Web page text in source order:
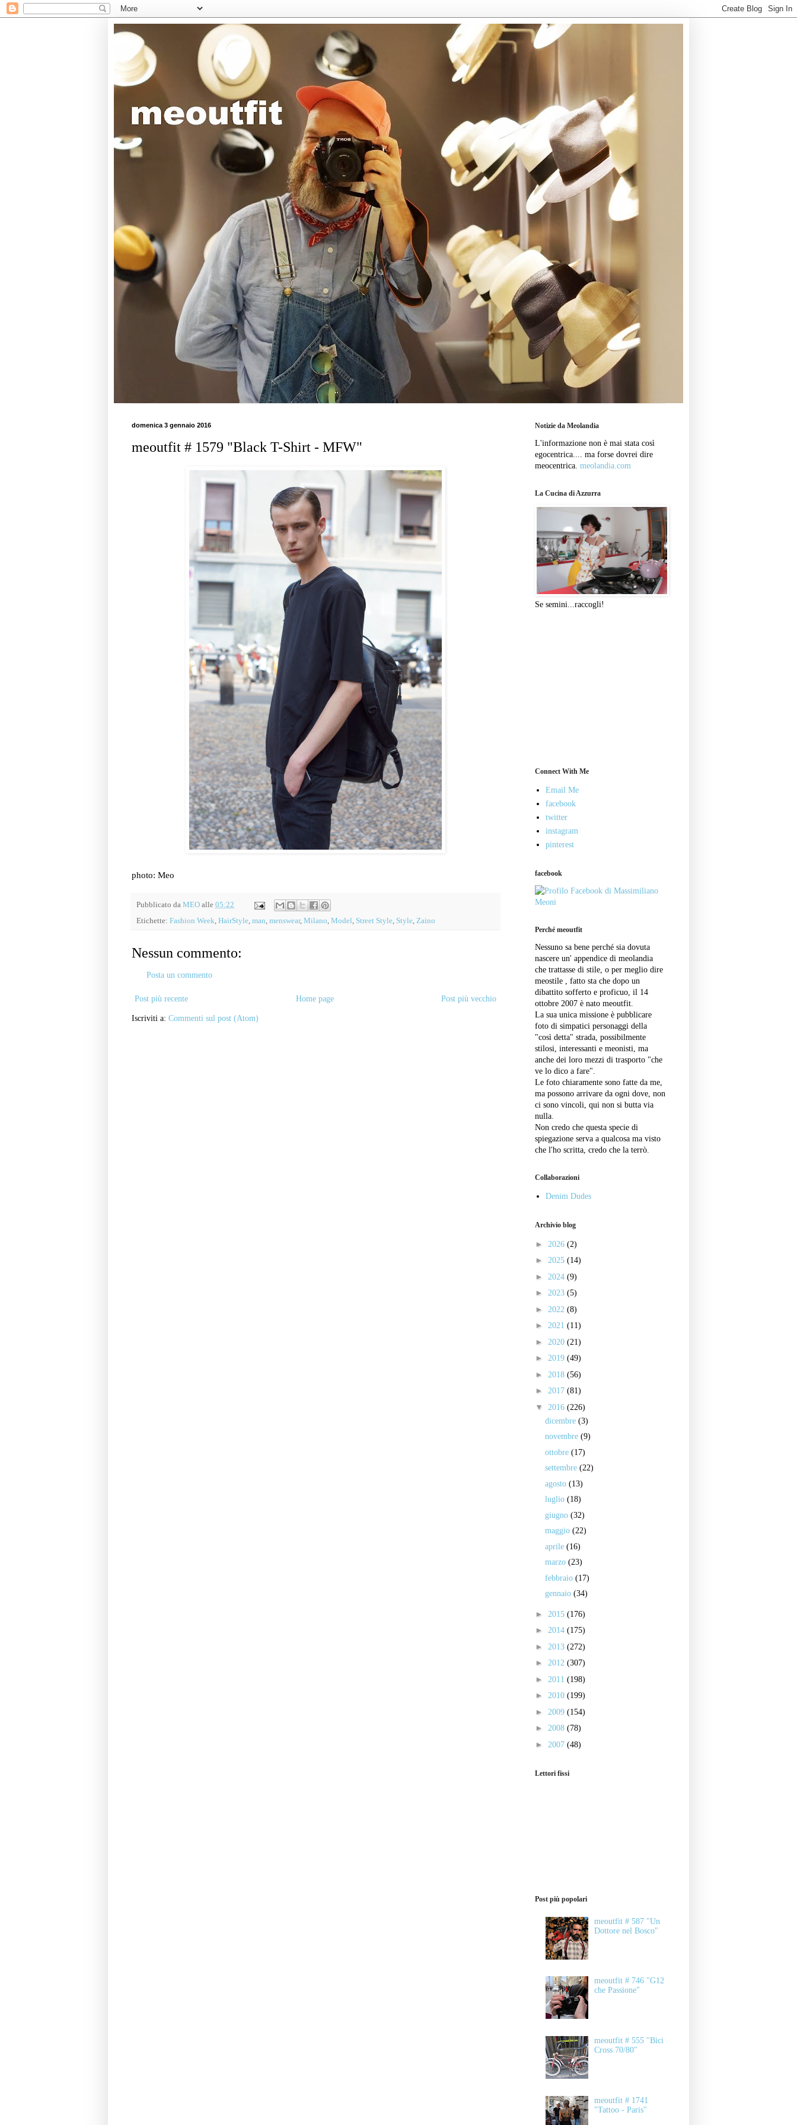
domenica 3 gennaio 2016
meoutfit # 1579 "Black T-Shirt - MFW"
photo: Meo
Pubblicato da MEO alle 05:22
Etichette: Fashion Week, HairStyle, man, menswear, Milano, Model, Street Style, Style, Zaino
Nessun commento:
Posta un commento
Post più recente Post più vecchio
Home page
Iscriviti a: Commenti sul post (Atom)
Notizie da Meolandia
L'informazione non è mai stata così
egocentrica.... ma forse dovrei dire
meocentrica. meolandia.com
La Cucina di Azzurra
Se semini...raccogli!
Connect With Me
Email Me
facebook
twitter
instagram
pinterest
facebook
Perché meoutfit
Nessuno sa bene perché sia dovuta
nascere un' appendice di meolandia
che trattasse di stile, o per meglio dire
meostile , fatto sta che dopo un
dibattito sofferto e proficuo, il 14
ottobre 2007 è nato meoutfit.
La sua unica missione è pubblicare
foto di simpatici personaggi della
"così detta" strada, possibilmente
stilosi, interessanti e meonisti, ma
anche dei loro mezzi di trasporto "che
ve lo dico a fare".
Le foto chiaramente sono fatte da me,
ma possono arrivare da ogni dove, non
ci sono vincoli, qui non si butta via
nulla.
Non credo che questa specie di
spiegazione serva a qualcosa ma visto
che l'ho scritta, credo che la terrò.
Collaborazioni
Denim Dudes
Archivio blog
► 2026 (2)
► 2025 (14)
► 2024 (9)
► 2023 (5)
► 2022 (8)
► 2021 (11)
► 2020 (21)
► 2019 (49)
► 2018 (56)
► 2017 (81)
▼ 2016 (226)
dicembre (3)
novembre (9)
ottobre (17)
settembre (22)
agosto (13)
luglio (18)
giugno (32)
maggio (22)
aprile (16)
marzo (23)
febbraio (17)
gennaio (34)
► 2015 (176)
► 2014 (175)
► 2013 (272)
► 2012 (307)
► 2011 (198)
► 2010 (199)
► 2009 (154)
► 2008 (78)
► 2007 (48)
Lettori fissi
Post più popolari
meoutfit # 587 "Un
Dottore nel Bosco"
meoutfit # 746 "G12
che Passione"
meoutfit # 555 "Bici
Cross 70/80"
meoutfit # 1741
"Tattoo - Paris"